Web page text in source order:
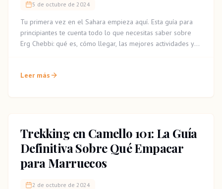
5 de octubre de 2024
Tu primera vez en el Sahara empieza aquí. Esta guía para
principiantes te cuenta todo lo que necesitas saber sobre
Erg Chebbi: qué es, cómo llegar, las mejores actividades y
Leer más
Trekking en Camello 101: La Guía
Definitiva Sobre Qué Empacar
para Marruecos
2 de octubre de 2024